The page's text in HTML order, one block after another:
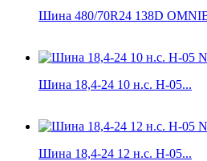
Шина 480/70R24 138D
Шина 18,4-24 10 н.с. H-05...
Шина 18,4-24 12 н.с. H-05...